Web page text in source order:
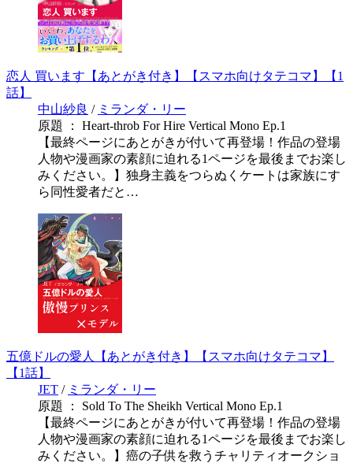
恋人 買います【あとがき付き】【スマホ向けタテコマ】【1
話】
中山紗良 / ミランダ・リー
原題 ： Heart-throb For Hire Vertical Mono Ep.1
【最終ページにあとがきが付いて再登場！作品の登場
人物や漫画家の素顔に迫れる1ページを最後までお楽し
みください。】独身主義をつらぬくケートは家族にす
ら同性愛者だと…
五億ドルの愛人【あとがき付き】【スマホ向けタテコマ】
【1話】
JET / ミランダ・リー
原題 ： Sold To The Sheikh Vertical Mono Ep.1
【最終ページにあとがきが付いて再登場！作品の登場
人物や漫画家の素顔に迫れる1ページを最後までお楽し
みください。】癌の子供を救うチャリティオークショ